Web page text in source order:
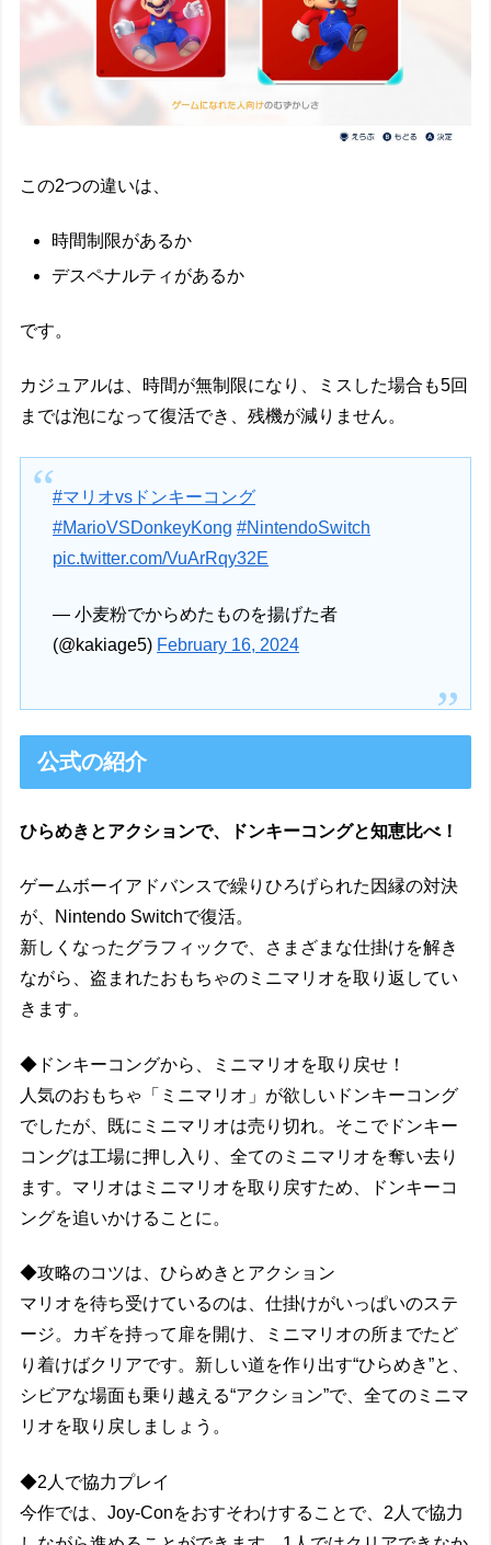
この2つの違いは、
時間制限があるか
デスペナルティがあるか
です。
カジュアルは、時間が無制限になり、ミスした場合も5回
までは泡になって復活でき、残機が減りません。
#マリオvsドンキーコング
#MarioVSDonkeyKong #NintendoSwitch
pic.twitter.com/VuArRqy32E
— 小麦粉でからめたものを揚げた者
(@kakiage5) February 16, 2024
公式の紹介
ひらめきとアクションで、ドンキーコングと知恵比べ！
ゲームボーイアドバンスで繰りひろげられた因縁の対決
が、Nintendo Switchで復活。
新しくなったグラフィックで、さまざまな仕掛けを解き
ながら、盗まれたおもちゃのミニマリオを取り返してい
きます。
◆ドンキーコングから、ミニマリオを取り戻せ！
人気のおもちゃ「ミニマリオ」が欲しいドンキーコング
でしたが、既にミニマリオは売り切れ。そこでドンキー
コングは工場に押し入り、全てのミニマリオを奪い去り
ます。マリオはミニマリオを取り戻すため、ドンキーコ
ングを追いかけることに。
◆攻略のコツは、ひらめきとアクション
マリオを待ち受けているのは、仕掛けがいっぱいのステ
ージ。カギを持って扉を開け、ミニマリオの所までたど
り着けばクリアです。新しい道を作り出す“ひらめき”と、
シビアな場面も乗り越える“アクション”で、全てのミニマ
リオを取り戻しましょう。
◆2人で協力プレイ
今作では、Joy-Conをおすそわけすることで、2人で協力